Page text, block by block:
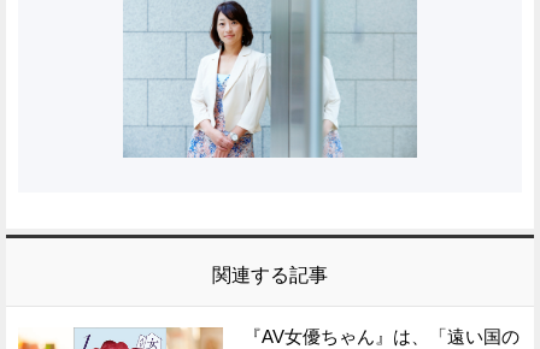
関連する記事
『AV女優ちゃん』は、「遠い国の